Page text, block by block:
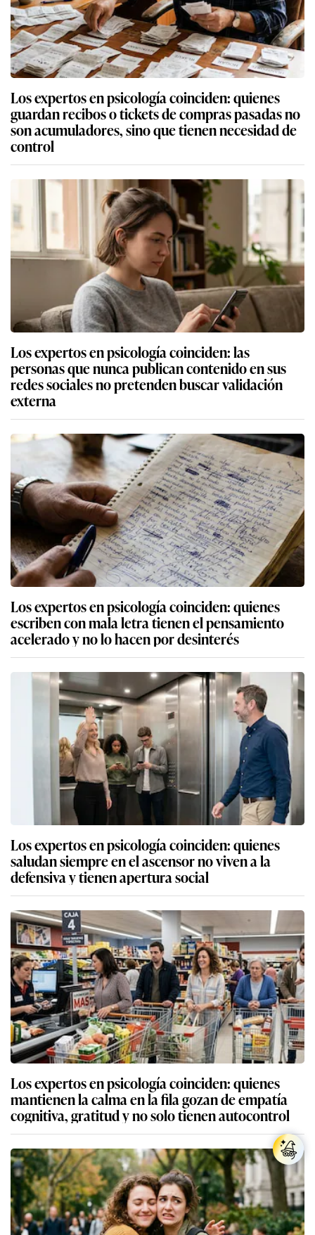
Los expertos en psicología coinciden: quienes
guardan recibos o tickets de compras pasadas no
son acumuladores, sino que tienen necesidad de
control
Los expertos en psicología coinciden: las
personas que nunca publican contenido en sus
redes sociales no pretenden buscar validación
externa
Los expertos en psicología coinciden: quienes
escriben con mala letra tienen el pensamiento
acelerado y no lo hacen por desinterés
Los expertos en psicología coinciden: quienes
saludan siempre en el ascensor no viven a la
defensiva y tienen apertura social
Los expertos en psicología coinciden: quienes
mantienen la calma en la fila gozan de empatía
cognitiva, gratitud y no solo tienen autocontrol